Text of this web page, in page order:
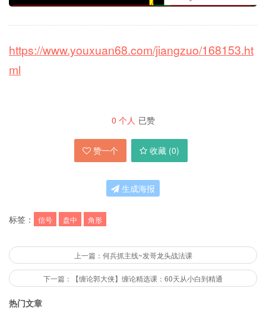
https://www.youxuan68.com/jiangzuo/168153.ht
ml
0 个人 已赞
赞一个 收藏 (0)
生成海报
标签： 信号 盘中 角形
上一篇：何兵抓主线~发哥龙头战法课
下一篇：【缠论郭大侠】缠论精选课：60天从小白到精通
热门文章